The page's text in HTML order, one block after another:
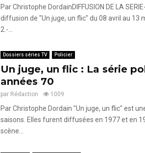
Par Christophe DordainDIFFUSION DE LA
diffusion de "Un juge, un flic" du 08 avril au 13
2.-...
Dossiers séries TV Policier
Un juge, un flic : La série
années 70
par Rédaction 1009
Par Christophe Dordain "Un juge, un flic" est
saisons. Elles furent diffusées en 1977 et en
scène...